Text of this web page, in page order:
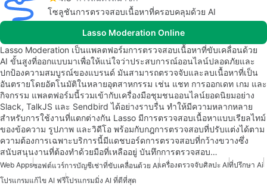
โซลูชันการตรวจสอบเนื้อหาที่ครอบคลุมด้วย AI
Lasso Moderation Online
Lasso Moderation เป็นแพลตฟอร์มการตรวจสอบเนื้อหาที่ขับเคลื่อนด้วย
AI ขั้นสูงที่ออกแบบมาเพื่อให้แน่ใจว่าประสบการณ์ออนไลน์ปลอดภัยและ
ปกป้องความสมบูรณ์ของแบรนด์ มันสามารถตรวจจับและลบเนื้อหาที่เป็น
อันตรายโดยอัตโนมัติในหลายอุตสาหกรรม เช่น แชท การออกเดท เกม และ
กิจกรรม แพลตฟอร์มนี้รวมเข้ากับเครื่องมือชุมชนออนไลน์ยอดนิยมอย่าง
Slack, TalkJS และ Sendbird ได้อย่างราบรื่น ทำให้มีความหลากหลาย
สำหรับการใช้งานที่แตกต่างกัน Lasso มีการตรวจสอบเนื้อหาแบบเรียลไทม์
ของข้อความ รูปภาพ และวิดีโอ พร้อมกับกฎการตรวจสอบที่ปรับแต่งได้ตาม
ความต้องการเฉพาะบริการนี้มีแดชบอร์ดการตรวจสอบที่กว้างขวางซึ่ง
สนับสนุนงานที่ต้องทำด้วยมือที่เหลืออยู่ บันทึกการตรวจสอบ…
Web Appsซอฟต์แวร์การบัญชีเช่าที่ขับเคลื่อนด้วย AIเครื่องตรวจจับศิลปะ AIที่ปรึกษา Ai
โปรแกรมแก้ไข AI ฟรีโปรแกรมมิ่ง AI ที่ดีที่สุด